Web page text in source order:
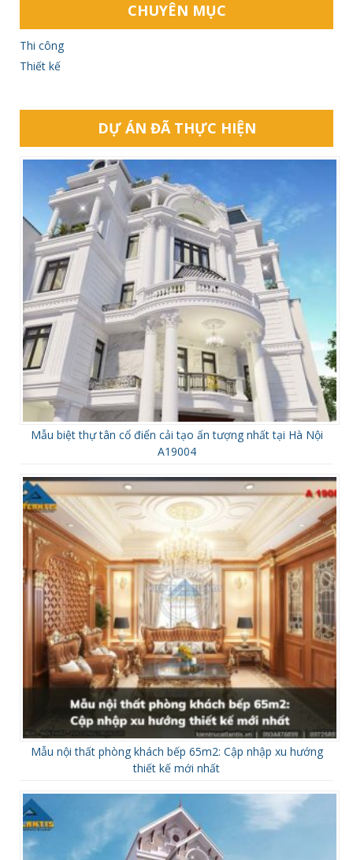
CHUYÊN MỤC
Thi công
Thiết kế
DỰ ÁN ĐÃ THỰC HIỆN
Mẫu biệt thự tân cổ điển cải tạo ấn tượng nhất tại Hà Nội
A19004
Mẫu nội thất phòng khách bếp 65m2: Cập nhập xu hướng
thiết kế mới nhất